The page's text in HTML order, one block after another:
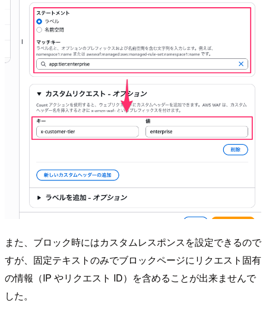
また、ブロック時にはカスタムレスポンスを設定できるので
すが、固定テキストのみでブロックページにリクエスト固有
の情報（IP やリクエスト ID）を含めることが出来ませんで
した。